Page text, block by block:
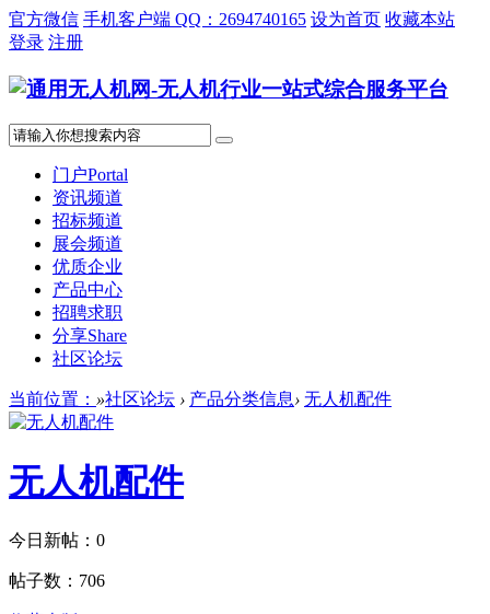
官方微信 手机客户端 QQ：2694740165 设为首页 收藏本站
登录 注册
门户Portal
资讯频道
招标频道
展会频道
优质企业
产品中心
招聘求职
分享Share
社区论坛
当前位置： »社区论坛 › 产品分类信息› 无人机配件
无人机配件
今日新帖： 0
帖子数： 706